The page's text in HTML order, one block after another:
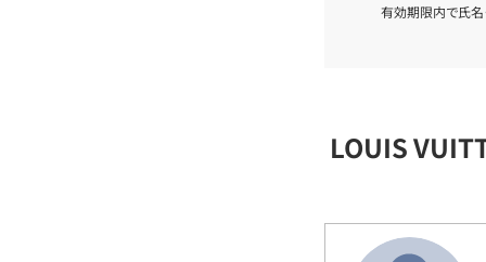
有効期限内で氏名
LOUIS